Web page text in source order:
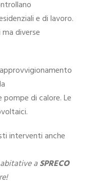
e di lavoro.
diverse
di calore. Le
interventi anche
aSPRECO